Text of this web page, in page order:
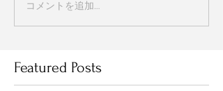
コメントを追加…
Featured Posts